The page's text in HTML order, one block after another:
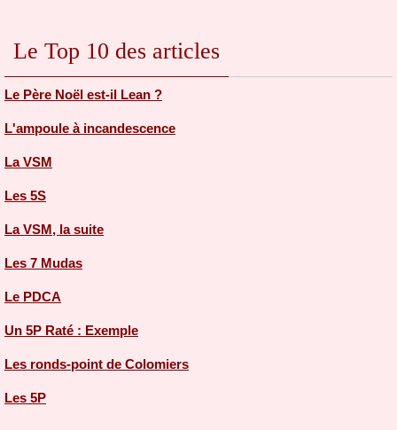
Le Top 10 des articles
Le Père Noël est-il Lean ?
L'ampoule à incandescence
La VSM
Les 5S
La VSM, la suite
Les 7 Mudas
Le PDCA
Un 5P Raté : Exemple
Les ronds-point de Colomiers
Les 5P